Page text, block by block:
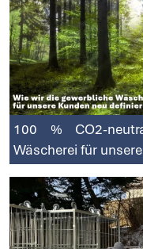
100 % CO2-
Wäscherei für